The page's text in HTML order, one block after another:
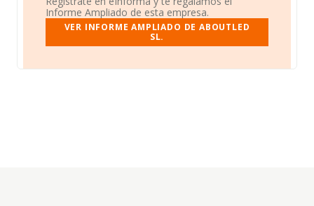
Informe Ampliado de esta empresa.
VER INFORME AMPLIADO DE ABOUTLED
SL.